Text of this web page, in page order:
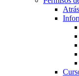
Atrás